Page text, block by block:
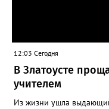
12:03 Сегодня
В Златоусте
учителем
Из жизни ушла